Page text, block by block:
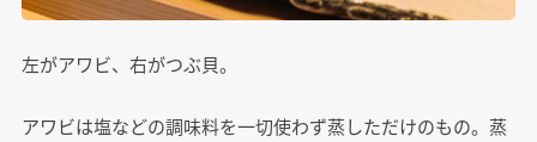
左がアワビ、右がつぶ貝。
アワビは塩などの調味料を一切使わず蒸しただけのもの。蒸